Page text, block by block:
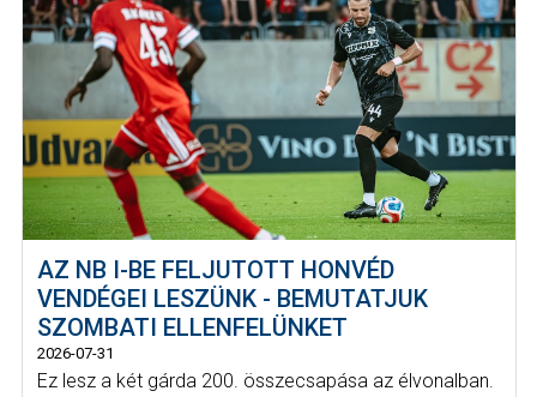
AZ NB I-BE FELJUTOTT HONVÉD
VENDÉGEI LESZÜNK - BEMUTATJUK
SZOMBATI ELLENFELÜNKET
2026-07-31
Ez lesz a két gárda 200. összecsapása az élvonalban.